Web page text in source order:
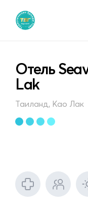
Отель
Lak
Таиланд, Као Лак